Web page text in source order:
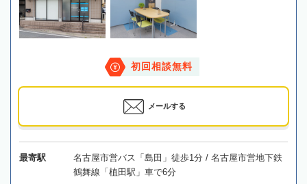
初回相談無料
メールする
最寄駅
名古屋市営バス「島田」徒歩1分 / 名古屋市営地下鉄
鶴舞線「植田駅」車で6分